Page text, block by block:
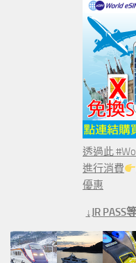
透過此
進行消費
優惠
↓JR PASS